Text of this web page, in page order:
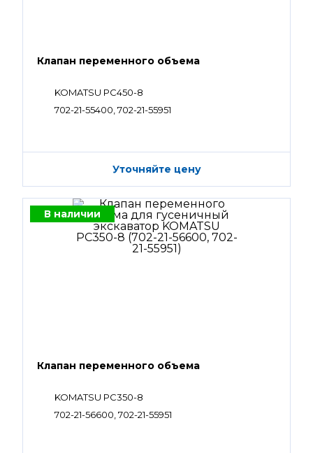
Клапан переменного объема
KOMATSU PC450-8
702-21-55400, 702-21-55951
Уточняйте цену
В наличии
Клапан переменного объема
KOMATSU PC350-8
702-21-56600, 702-21-55951